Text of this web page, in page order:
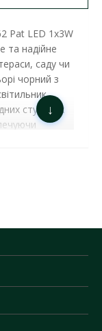
Pat LED 1x3W
та надійне
саду чи
чорний з
ступенях
(
:
↓